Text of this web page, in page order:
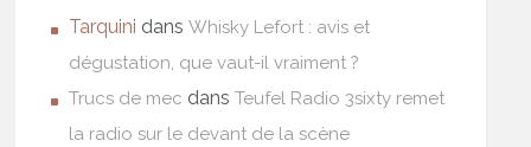
Tarquini dansWhisky Lefort : avis et
dégustation, que vaut-il vraiment ?
Trucs de mec dansTeufel Radio 3sixty remet
la radio sur le devant de la scène